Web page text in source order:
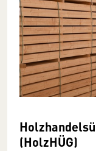
(HolzHÜG)